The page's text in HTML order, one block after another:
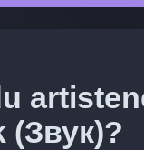
(Звук)?